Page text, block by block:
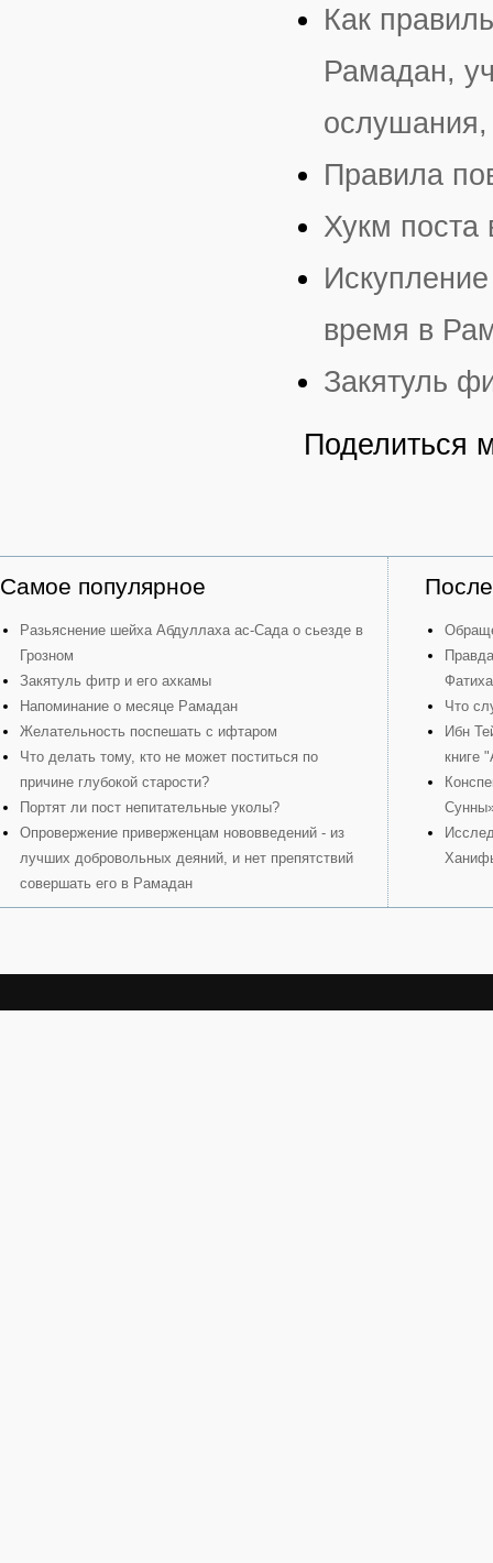
Как
Рамадан,
Правила
Хукм поста
время в
Закятуль
Поделиться
Самое популярное
Разьяснение шейха Абдуллаха ас-Сада о сьезде в
Грозном
Закятуль фитр и его ахкамы
Напоминание о месяце Рамадан
Желательность поспешать с ифтаром
Что делать тому, кто не может поститься по
причине глубокой старости?
Портят ли пост непитательные уколы?
Опровержение приверженцам нововведений - из
лучших добровольных деяний, и нет препятствий
совершать его в Рамадан
Что
Ибн
книге